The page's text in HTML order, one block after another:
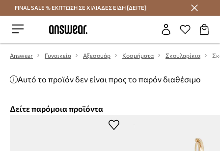
Εξοικονομήστε με το Answear Club
FINAL SALE % ΕΚΠΤΩΣΗ ΣΕ ΧΙΛΙΑΔΕΣ ΕΙΔΗ [ΔΕΙΤΕ]
Answear Γυναικεία Αξεσουάρ Κοσμήματα Σκουλαρίκια
Αυτό το προϊόν δεν είναι προς το παρόν διαθέσιμο
Δείτε παρόμοια προϊόντα